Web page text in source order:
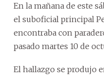
En la mañana de este
el suboficial principal
encontraba con
pasado martes 10 de
El hallazgo se produjo